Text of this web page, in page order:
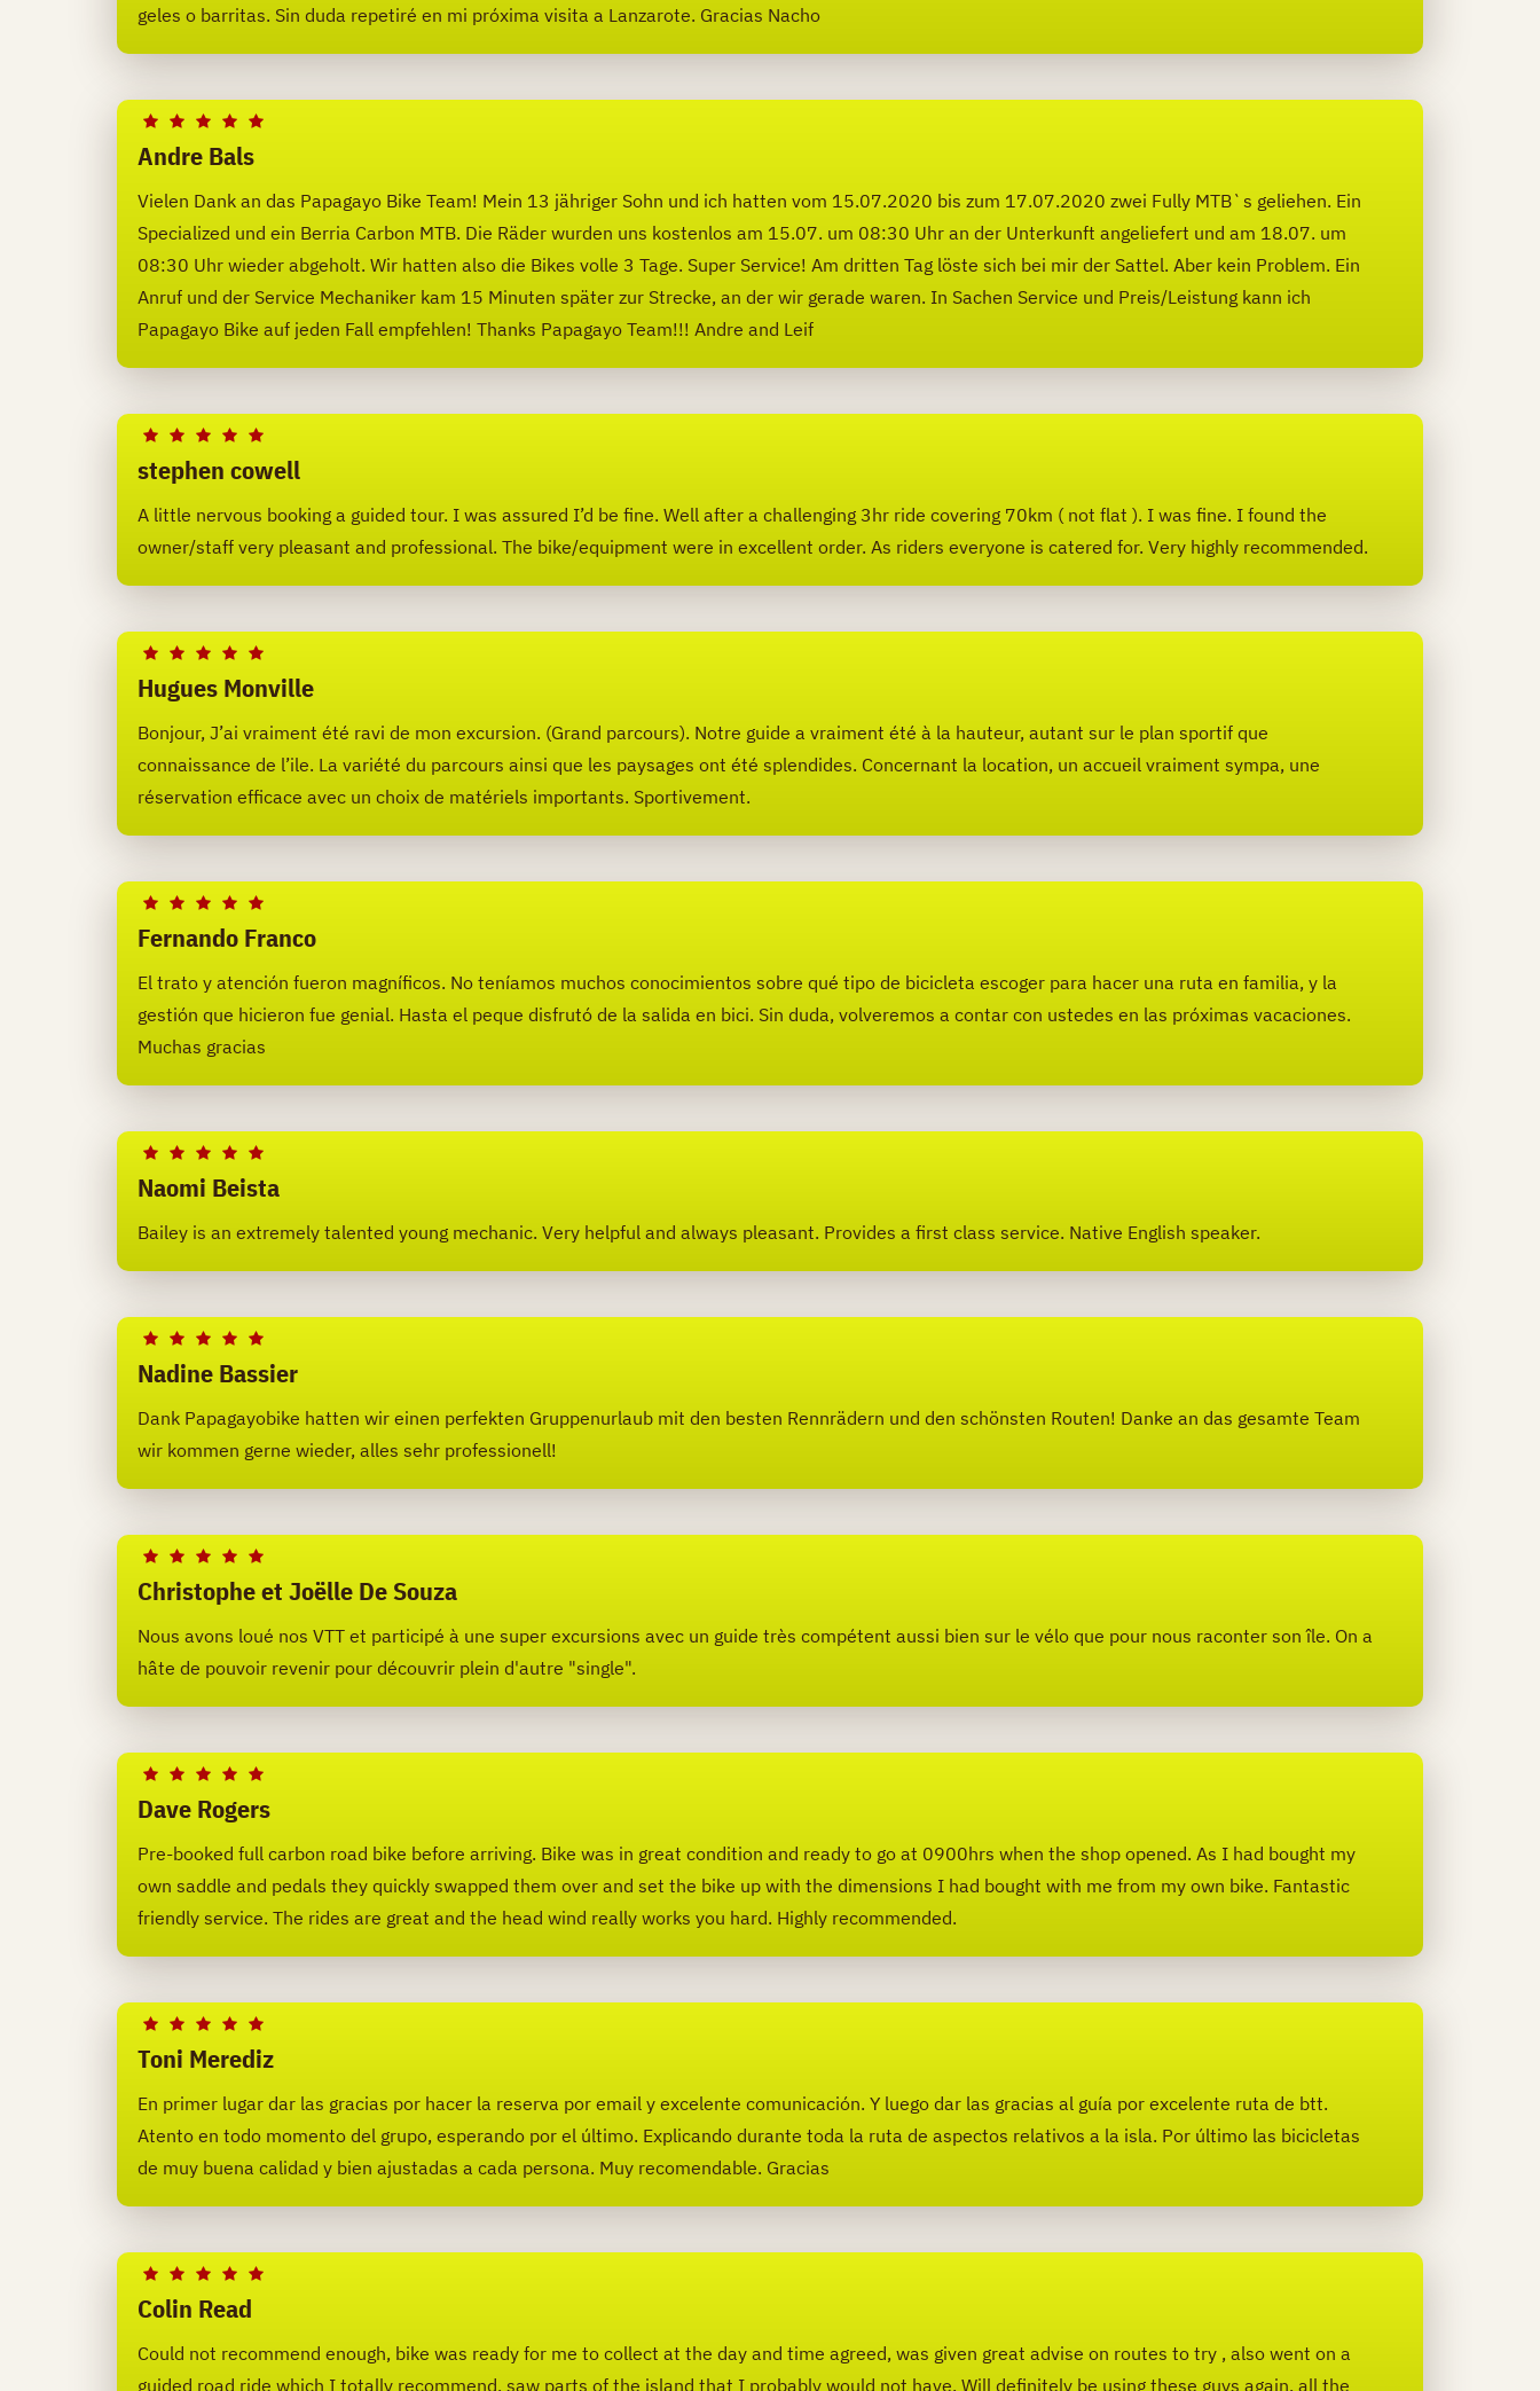
geles o barritas. Sin duda repetiré en mi próxima visita a Lanzarote. Gracias Nacho
Andre Bals
Vielen Dank an das Papagayo Bike Team! Mein 13 jähriger Sohn und ich hatten vom 15.07.2020 bis zum 17.07.2020 zwei Fully MTB`s geliehen. Ein
Specialized und ein Berria Carbon MTB. Die Räder wurden uns kostenlos am 15.07. um 08:30 Uhr an der Unterkunft angeliefert und am 18.07. um
08:30 Uhr wieder abgeholt. Wir hatten also die Bikes volle 3 Tage. Super Service! Am dritten Tag löste sich bei mir der Sattel. Aber kein Problem. Ein
Anruf und der Service Mechaniker kam 15 Minuten später zur Strecke, an der wir gerade waren. In Sachen Service und Preis/Leistung kann ich
Papagayo Bike auf jeden Fall empfehlen! Thanks Papagayo Team!!! Andre and Leif
stephen cowell
A little nervous booking a guided tour. I was assured I’d be fine. Well after a challenging 3hr ride covering 70km ( not flat ). I was fine. I found the
owner/staff very pleasant and professional. The bike/equipment were in excellent order. As riders everyone is catered for. Very highly recommended.
Hugues Monville
Bonjour, J’ai vraiment été ravi de mon excursion. (Grand parcours). Notre guide a vraiment été à la hauteur, autant sur le plan sportif que
connaissance de l’ile. La variété du parcours ainsi que les paysages ont été splendides. Concernant la location, un accueil vraiment sympa, une
réservation efficace avec un choix de matériels importants. Sportivement.
Fernando Franco
El trato y atención fueron magníficos. No teníamos muchos conocimientos sobre qué tipo de bicicleta escoger para hacer una ruta en familia, y la
gestión que hicieron fue genial. Hasta el peque disfrutó de la salida en bici. Sin duda, volveremos a contar con ustedes en las próximas vacaciones.
Muchas gracias
Naomi Beista
Bailey is an extremely talented young mechanic. Very helpful and always pleasant. Provides a first class service. Native English speaker.
Nadine Bassier
Dank Papagayobike hatten wir einen perfekten Gruppenurlaub mit den besten Rennrädern und den schönsten Routen! Danke an das gesamte Team
wir kommen gerne wieder, alles sehr professionell!
Christophe et Joëlle De Souza
Nous avons loué nos VTT et participé à une super excursions avec un guide très compétent aussi bien sur le vélo que pour nous raconter son île. On a
hâte de pouvoir revenir pour découvrir plein d'autre "single".
Dave Rogers
Pre-booked full carbon road bike before arriving. Bike was in great condition and ready to go at 0900hrs when the shop opened. As I had bought my
own saddle and pedals they quickly swapped them over and set the bike up with the dimensions I had bought with me from my own bike. Fantastic
friendly service. The rides are great and the head wind really works you hard. Highly recommended.
Toni Merediz
En primer lugar dar las gracias por hacer la reserva por email y excelente comunicación. Y luego dar las gracias al guía por excelente ruta de btt.
Atento en todo momento del grupo, esperando por el último. Explicando durante toda la ruta de aspectos relativos a la isla. Por último las bicicletas
de muy buena calidad y bien ajustadas a cada persona. Muy recomendable. Gracias
Colin Read
Could not recommend enough, bike was ready for me to collect at the day and time agreed, was given great advise on routes to try , also went on a
guided road ride which I totally recommend, saw parts of the island that I probably would not have. Will definitely be using these guys again, all the